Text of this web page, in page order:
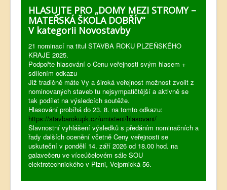
HLASUJTE PRO „DOMY MEZI STROMY –
MATEŘSKÁ ŠKOLA DOBŘÍV“
V kategorii Novostavby
21 nominací na titul STAVBA ROKU PLZEŇSKÉHO
KRAJE 2025.
Podpořte hlasování o Cenu veřejnosti svým hlasem +
sdílením odkazu
Již tradičně máte Vy a široká veřejnost možnost zvolit z
nominovaných staveb tu nejsympatičtější a aktivně se
tak podílet na výsledcích soutěže.
Hlasování probíhá do 23. 8. na tomto odkazu:
https://stavbarokupk.cz/umisteni/hlasovani/
Slavnostní vyhlášení výsledků s předáním nominačních a
řady dalších ocenění včetně Ceny veřejnosti se
uskuteční v pondělí 14. září 2026 od 18.00 hod. na
galavečeru ve víceúčelovém sále SOU
elektrotechnického v Plzni, Vejprnická 56.